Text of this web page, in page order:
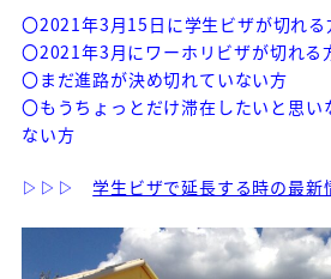
〇2021年3月15日に学生ビザが切れる
〇2021年3月にワーホリビザが切れる
〇まだ進路が決め切れていない方
〇もうちょっとだけ滞在したいと思い
ない方
▷▷▷ 学生ビザで延長する時の最新